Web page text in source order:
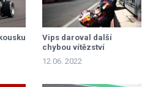
Vips daroval další
chybou vítězství
Haugerovi
12.06. 2022